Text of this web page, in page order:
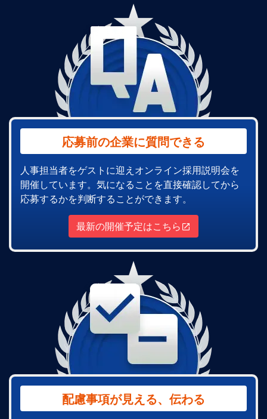
応募前の企業に質問できる
人事担当者をゲストに迎えオンライン採用説明会を
開催しています。気になることを直接確認してから
応募するかを判断することができます。
最新の開催予定はこちら
配慮事項が見える、伝わる